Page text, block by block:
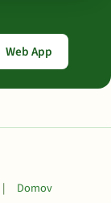
Web App
| Domov